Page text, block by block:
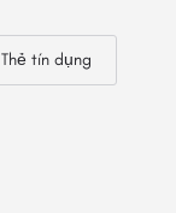
Thẻ tín dụng